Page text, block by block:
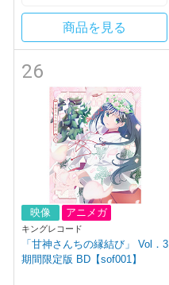
商品を見る
26
映像 アニメガ
キングレコード
「甘神さんちの縁結び」 Vol．3
期間限定版 BD【sof001】